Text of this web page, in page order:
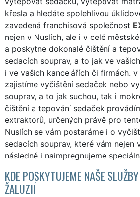
křesla a hledáte spolehlivou
zavedená franchisová společnost
nejen v Nuslích, ale i v celé
a poskytne dokonalé čištění a
sedacích souprav, a to jak ve
i ve vašich kancelářích či firmách.
zajistíme vyčištění sedaček nebo
souprav, a to jak suchou, tak i
čištění a tepování sedaček
extraktorů, určených právě pro
Nuslích se vám postaráme i o
sedacích souprav, které vám nejen
následně i naimpregnujeme
KDE POSKYTUJEME NAŠE
ŽALUZIÍ